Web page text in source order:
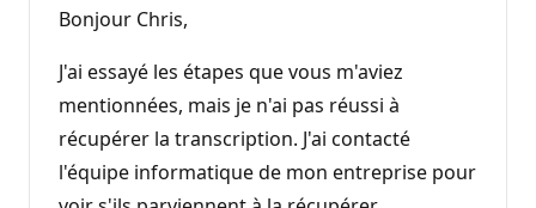
t
s
e
r
é
p
u
a
Bonjour Chris,
J'ai essayé les étapes que vous m'aviez
mentionnées, mais je n'ai pas réussi à
récupérer la transcription. J'ai contacté
l'équipe informatique de mon entreprise pour